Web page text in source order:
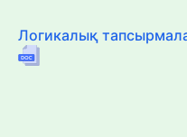
Логикалық